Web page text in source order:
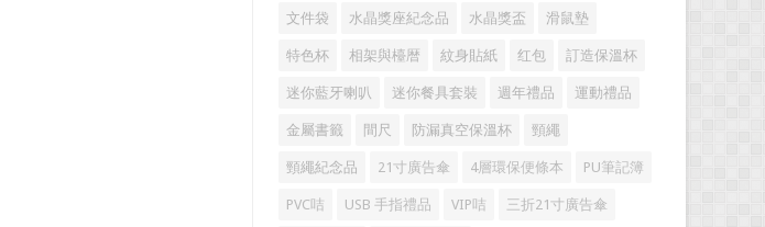
文件袋 水晶獎座紀念品 水晶獎盃 滑鼠墊
特色杯 相架與檯暦 紋身貼紙 红包 訂造保溫杯
迷你藍牙喇叭 迷你餐具套裝 週年禮品 運動禮品
金屬書籤 間尺 防漏真空保溫杯 頸繩
頸繩紀念品 21寸廣告傘 4層環保便條本 PU筆記簿
PVC咭 USB 手指禮品 VIP咭 三折21寸廣告傘